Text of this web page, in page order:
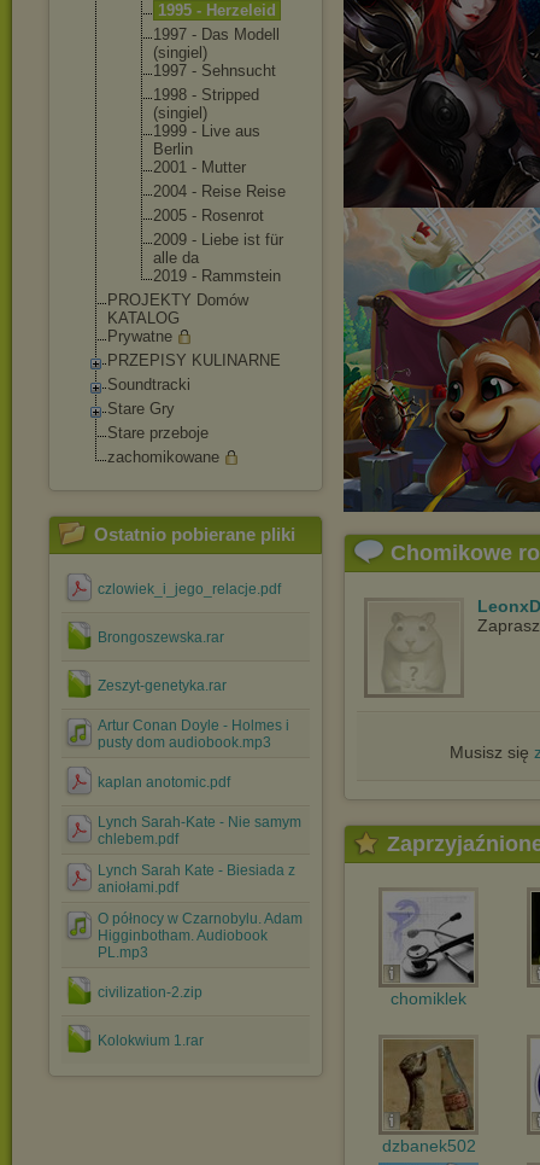
1995 - Herzeleid
1997 - Das Modell
(singiel)
1997 - Sehnsucht
1998 - Stripped
(singiel)
1999 - Live aus
Berlin
2001 - Mutter
2004 - Reise Reise
2005 - Rosenrot
2009 - Liebe ist für
alle da
2019 - Rammstein
PROJEKTY Domów
KATALOG
Prywatne
PRZEPISY KULINARNE
Soundtracki
Stare Gry
Stare przeboje
zachomikowane
Ostatnio pobierane pliki
czlowiek_i_jego_relacje.pdf
Brongoszewska.rar
Zeszyt-genetyka.rar
Artur Conan Doyle - Holmes i
pusty dom audiobook.mp3
kaplan anotomic.pdf
Lynch Sarah-Kate - Nie samym
chlebem.pdf
Lynch Sarah Kate - Biesiada z
aniołami.pdf
O północy w Czarnobylu. Adam
Higginbotham. Audiobook
PL.mp3
civilization-2.zip
Kolokwium 1.rar
Chomikowe
Musisz się
chomiklek
dzbanek502